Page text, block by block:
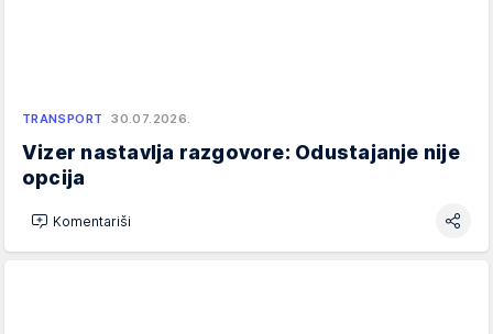
TRANSPORT 30.07.2026.
Vizer nastavlja razgovore: Odustajanje nije
opcija
Komentariši